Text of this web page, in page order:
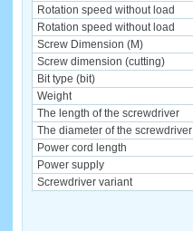
Rotation speed without load
Rotation speed without load
Screw Dimension (M)
Screw dimension (cutting)
Bit type (bit)
Weight
The length of the screwdriver
The diameter of the screwdriver
Power cord length
Power supply
Screwdriver variant